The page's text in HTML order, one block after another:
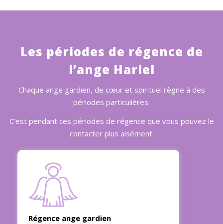
Les périodes de régence de
l’ange Hariel
Chaque ange gardien, de cœur et spirituel règne à des
périodes particulières.
C’est pendant ces périodes de régence que vous pouvez le
contacter plus aisément.
Régence ange gardien